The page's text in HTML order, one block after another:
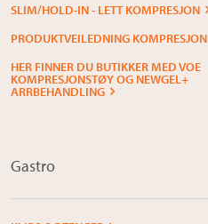
SLIM/HOLD-IN - LETT KOMPRESJON
PRODUKTVEILEDNING KOMPRESJON
HER FINNER DU BUTIKKER MED VOE
KOMPRESJONSTØY OG NEWGEL+
ARRBEHANDLING
Gastro